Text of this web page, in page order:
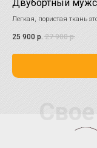
Двубортный
Легкая, пористая ткань
чувствовать.
25 900 р. 27 900 р.